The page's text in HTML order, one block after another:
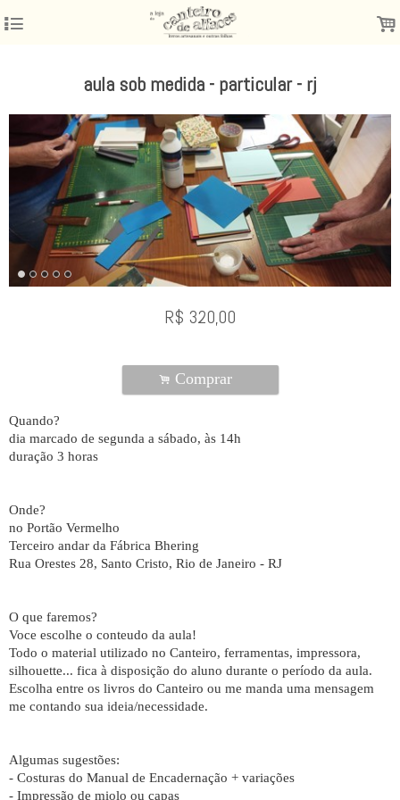
4 .
aula sob medida - particular - rj
R$ 320,00
. Comprar
Quando?
dia marcado de segunda a sábado, às 14h
duração 3 horas
Onde?
no Portão Vermelho
Terceiro andar da Fábrica Bhering
Rua Orestes 28, Santo Cristo, Rio de Janeiro - RJ
O que faremos?
Voce escolhe o conteudo da aula!
Todo o material utilizado no Canteiro, ferramentas, impressora,
silhouette... fica à disposição do aluno durante o período da aula.
Escolha entre os livros do Canteiro ou me manda uma mensagem
me contando sua ideia/necessidade.
Algumas sugestões:
- Costuras do Manual de Encadernação + variações
- Impressão de miolo ou capas